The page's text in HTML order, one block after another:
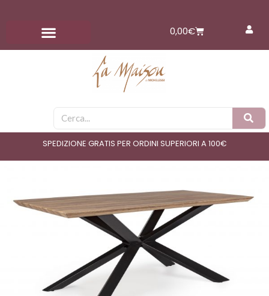
contenuto
0,00€Carrello
Cerca
SPEDIZIONE GRATIS PER ORDINI SUPERIORI A 100€